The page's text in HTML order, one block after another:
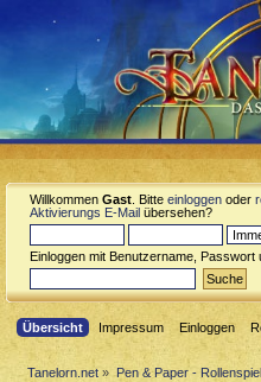
Willkommen Gast . Bitte einloggen oder
Aktivierungs E-Mail übersehen?
Einloggen mit Benutzername, Passwort
Übersicht Impressum Einloggen
Tanelorn.net » Pen & Paper - Rollenspiel